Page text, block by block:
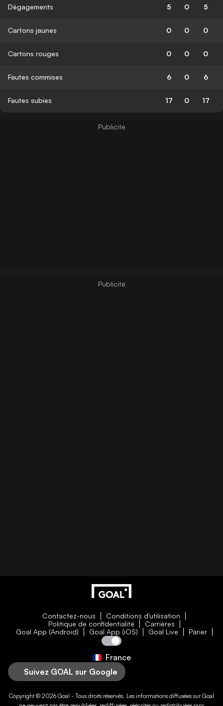
Dégagements 5 0 5
Cartons jaunes 0 0 0
Cartons rouges 0 0 0
Fautes commises 6 0 6
Fautes subies 17 0 17
Contactez-nous
Conditions d'utilisation
Politique de confidentialité
Carrières
Goal App (Android)
Goal App (iOS) Goal Live Parier
France
Suivez GOAL sur Google
Copyright © 2026 Goal - Tous droits réservés. Les informations diffusées surGoal